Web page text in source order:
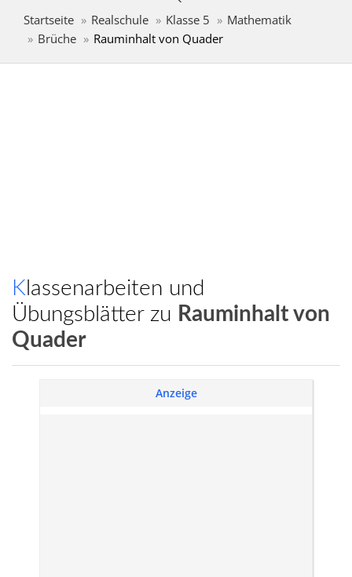
Startseite Realschule Klasse 5
Mathematik
Brüche
Rauminhalt von Quader
Klassenarbeiten und
Übungsblätter zu Rauminhalt von
Quader
Anzeige